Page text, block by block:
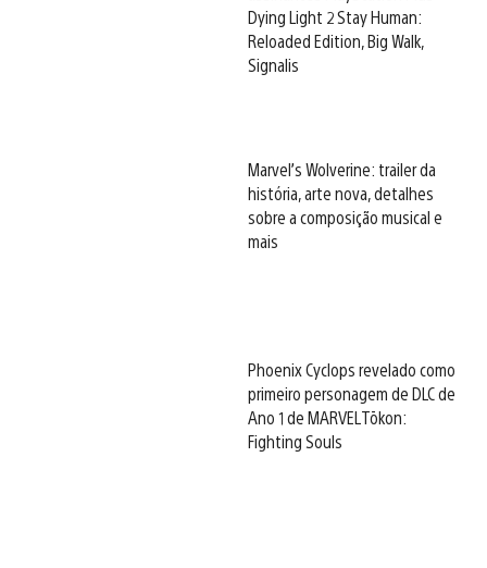
Dying Light 2 Stay Human:
Reloaded Edition, Big Walk,
Signalis
Marvel’s Wolverine: trailer da
história, arte nova, detalhes
sobre a composição musical e
mais
Phoenix Cyclops revelado como
primeiro personagem de DLC de
Ano 1 de MARVEL Tōkon:
Fighting Souls